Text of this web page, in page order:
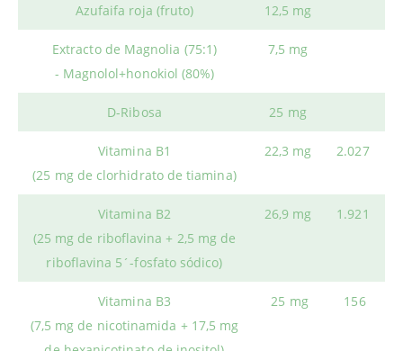
Azufaifa roja (fruto) 12,5 mg
Extracto de Magnolia (75:1)
- Magnolol+honokiol (80%)
7,5 mg
D-Ribosa 25 mg
Vitamina B1
(25 mg de clorhidrato de tiamina)
22,3 mg 2.027
Vitamina B2
(25 mg de riboflavina + 2,5 mg de
riboflavina 5´-fosfato sódico)
26,9 mg 1.921
Vitamina B3
(7,5 mg de nicotinamida + 17,5 mg
25 mg 156